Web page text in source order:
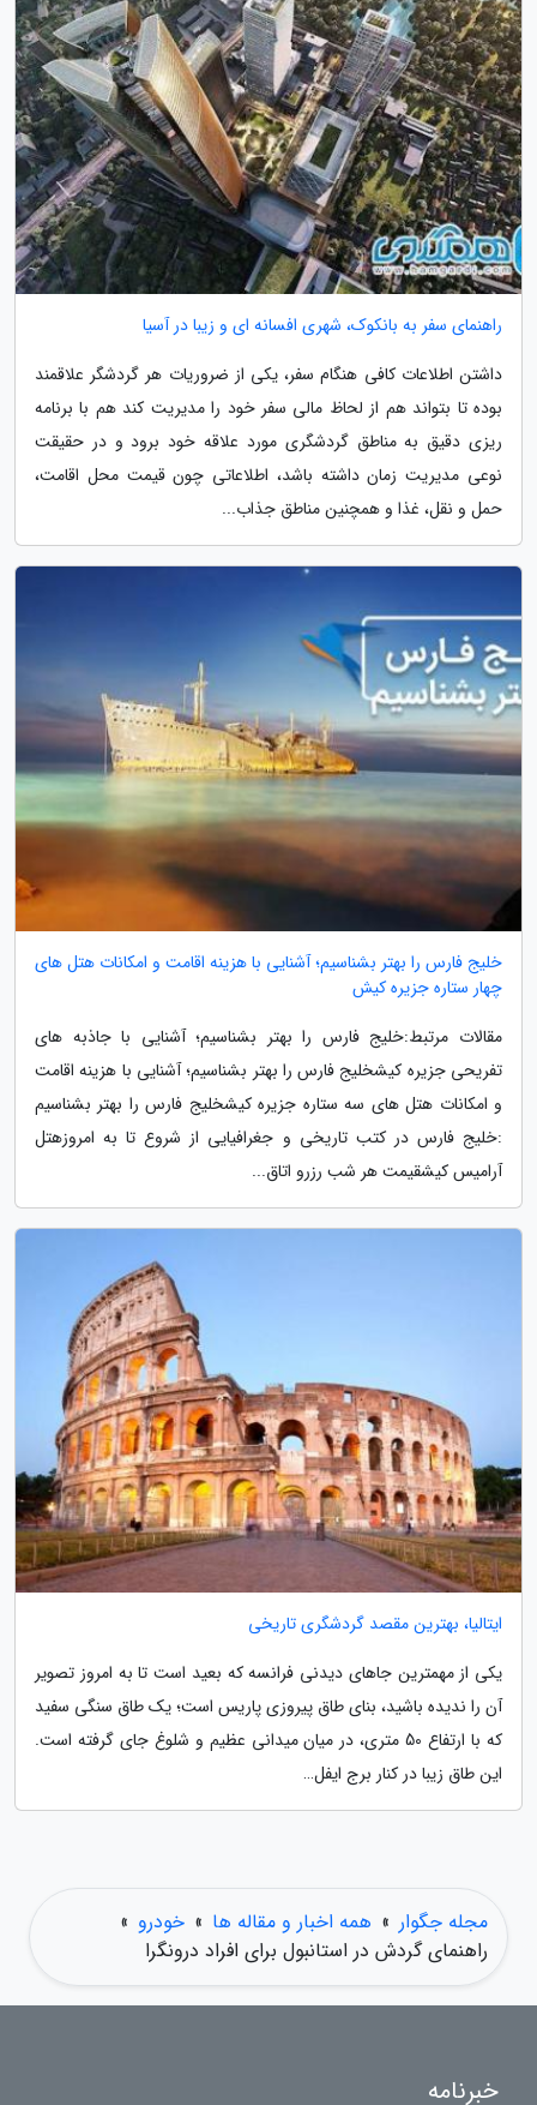
راهنمای سفر به بانکوک، شهری افسانه ای و زیبا در آسیا
داشتن اطلاعات کافی هنگام سفر، یکی از ضروریات هر گردشگر علاقمند
بوده تا بتواند هم از لحاظ مالی سفر خود را مدیریت کند هم با برنامه
ریزی دقیق به مناطق گردشگری مورد علاقه خود برود و در حقیقت
نوعی مدیریت زمان داشته باشد، اطلاعاتی چون قیمت محل اقامت،
حمل و نقل، غذا و همچنین مناطق جذاب...
خلیج فارس را بهتر بشناسیم؛ آشنایی با هزینه اقامت و امکانات هتل های
چهار ستاره جزیره کیش
مقالات مرتبط:خلیج فارس را بهتر بشناسیم؛ آشنایی با جاذبه های
تفریحی جزیره کیشخلیج فارس را بهتر بشناسیم؛ آشنایی با هزینه اقامت
و امکانات هتل های سه ستاره جزیره کیشخلیج فارس را بهتر بشناسیم
:خلیج فارس در کتب تاریخی و جغرافیایی از شروع تا به امروزهتل
آرامیس کیشقیمت هر شب رزرو اتاق...
ایتالیا، بهترین مقصد گردشگری تاریخی
یکی از مهمترین جاهای دیدنی فرانسه که بعید است تا به امروز تصویر
آن را ندیده باشید، بنای طاق پیروزی پاریس است؛ یک طاق سنگی سفید
که با ارتفاع 50 متری، در میان میدانی عظیم و شلوغ جای گرفته است.
این طاق زیبا در کنار برج ایفل…
مجله جگوار » همه اخبار و مقاله ها » خودرو »
راهنمای گردش در استانبول برای افراد درونگرا
خبرنامه